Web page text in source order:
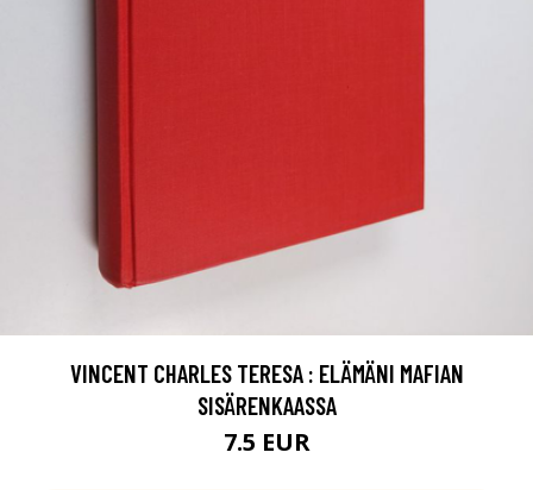
VINCENT CHARLES TERESA : ELÄMÄNI MAFIAN
SISÄRENKAASSA
7.5 EUR